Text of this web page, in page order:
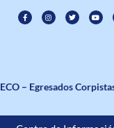
ECO – Egresados